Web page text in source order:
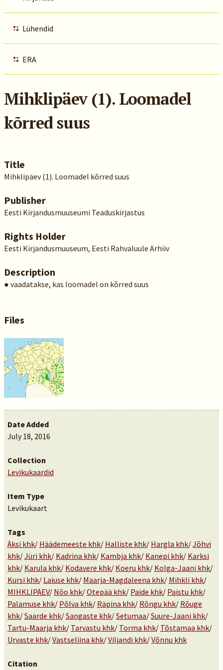
Lühendid
ERA
Mihklipäev (1). Loomadel
kõrred suus
Title
Mihklipäev (1). Loomadel kõrred suus
Publisher
Eesti Kirjandusmuuseumi Teaduskirjastus
Rights Holder
Eesti Kirjandusmuuseum, Eesti Rahvaluule Arhiiv
Description
● vaadatakse, kas loomadel on kõrred suus
Files
Date Added
July 18, 2016
Collection
Levikukaardid
Item Type
Levikukaart
Tags
Äksi khk/ Häädemeeste khk/ Halliste khk/ Hargla khk/Jõhvi
khk/Jüri khk/ Kadrina khk/ Kambja khk/ Kanepi khk/ Karksi
khk/ Karula khk/ Kodavere khk/ Koeru khk/ Kolga-Jaani khk/
Kursi khk/ Laiuse khk/ Maarja-Magdaleena khk/ Mihkli khk/
MIHKLIPÄEV/ Nõo khk/Otepää khk/ Paide khk/ Paistu khk/
Palamuse khk/ Põlva khk/ Räpina khk/ Rõngu khk/ Rõuge
khk/Saarde khk/Sangaste khk/Setumaa/Suure-Jaani khk/
Tartu-Maarja khk/ Tarvastu khk/ Torma khk/ Tõstamaa khk/
Urvaste khk/Vastseliina khk/Viljandi khk/Võnnu khk
Citation